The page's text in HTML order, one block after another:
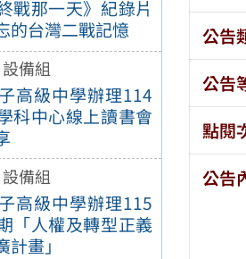
戰那一天》紀錄片
的台灣二戰記憶
設備組
高級中學辦理114
科中心線上讀書會
設備組
高級中學辦理115
「人權及轉型正義
畫」
公告
公告
點閱
公告